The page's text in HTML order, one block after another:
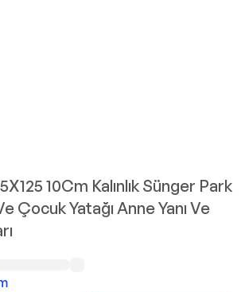
10Cm Kalınlık Sünger Park
Çocuk Yatağı Anne Yanı Ve